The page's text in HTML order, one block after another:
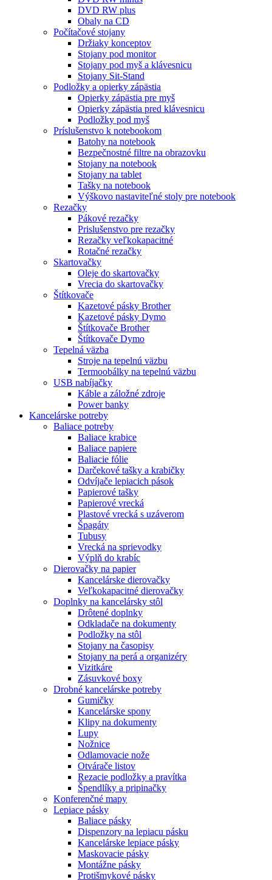
DVD RW plus
Obaly na CD
Počítačové stojany
Držiaky konceptov
Stojany pod monitor
Stojany pod myš a klávesnicu
Stojany Sit-Stand
Podložky a opierky zápästia
Opierky zápästia pre myš
Opierky zápästia pred klávesnicu
Podložky pod myš
Príslušenstvo k notebookom
Batohy na notebook
Bezpečnostné filtre na obrazovku
Stojany na notebook
Stojany na tablet
Tašky na notebook
Výškovo nastaviteľné stoly pre notebook
Rezačky
Pákové rezačky
Prislušenstvo pre rezačky
Rezačky veľkokapacitné
Rotačné rezačky
Skartovačky
Oleje do skartovačky
Vrecia do skartovačky
Štítkovače
Kazetové pásky Brother
Kazetové pásky Dymo
Štítkovače Brother
Štítkovače Dymo
Tepelná väzba
Stroje na tepelnú väzbu
Termoobálky na tepelnú väzbu
USB nabíjačky
Káble a záložné zdroje
Power banky
Kancelárske potreby
Baliace potreby
Baliace krabice
Baliace papiere
Baliacie fólie
Darčekové tašky a krabičky
Odvíjače lepiacich pások
Papierové tašky
Papierové vrecká
Plastové vrecká s uzáverom
Špagáty
Tubusy
Vrecká na sprievodky
Výplň do krabíc
Dierovačky na papier
Kancelárske dierovačky
Veľkokapacitné dierovačky
Doplnky na kancelársky stôl
Drôtené doplnky
Odkladače na dokumenty
Podložky na stôl
Stojany na časopisy
Stojany na perá a organizéry
Vizitkáre
Zásuvkové boxy
Drobné kancelárske potreby
Gumičky
Kancelárske spony
Klipy na dokumenty
Lupy
Nožnice
Odlamovacie nože
Otvárače listov
Rezacie podložky a pravítka
Špendlíky a pripinačky
Konferenčné mapy
Lepiace pásky
Baliace pásky
Dispenzory na lepiacu pásku
Kancelárske lepiace pásky
Maskovacie pásky
Montážne pásky
Protišmykové pásky